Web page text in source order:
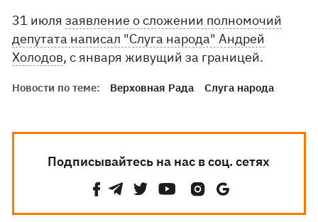
31 июлязаявление о сложении полномочий
депутата написал "Слуга народа" Андрей
Холодов, с января живущий за границей.
Новости по теме: Верховная Рада Слуга народа
Подписывайтесь на нас в соц. сетях